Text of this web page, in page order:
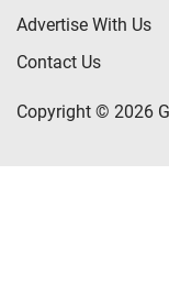
Advertise With Us
Contact Us
Copyright © 2026